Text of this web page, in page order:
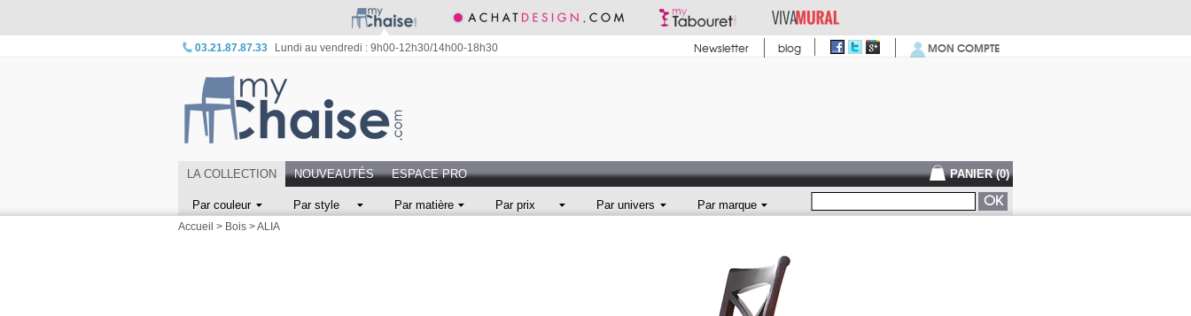
03.21.87.87.33 Lundi au vendredi : 9h00-12h30/14h00-18h30 Newsletter blog MON COMPTE
LA COLLECTION NOUVEAUTÉS ESPACE PRO PANIER (0)
Par couleur Par style Par matière Par prix Par univers Par marque
Accueil > Bois >ALIA